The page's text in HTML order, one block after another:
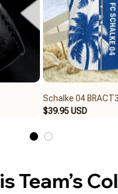
Schalke 04
$39.95 USD
Team’s